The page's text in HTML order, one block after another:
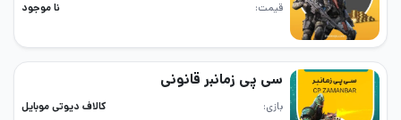
قیمت
نا موجود
سی پی زمانبر قانونی
بازی
کالاف دیوتی موبایل